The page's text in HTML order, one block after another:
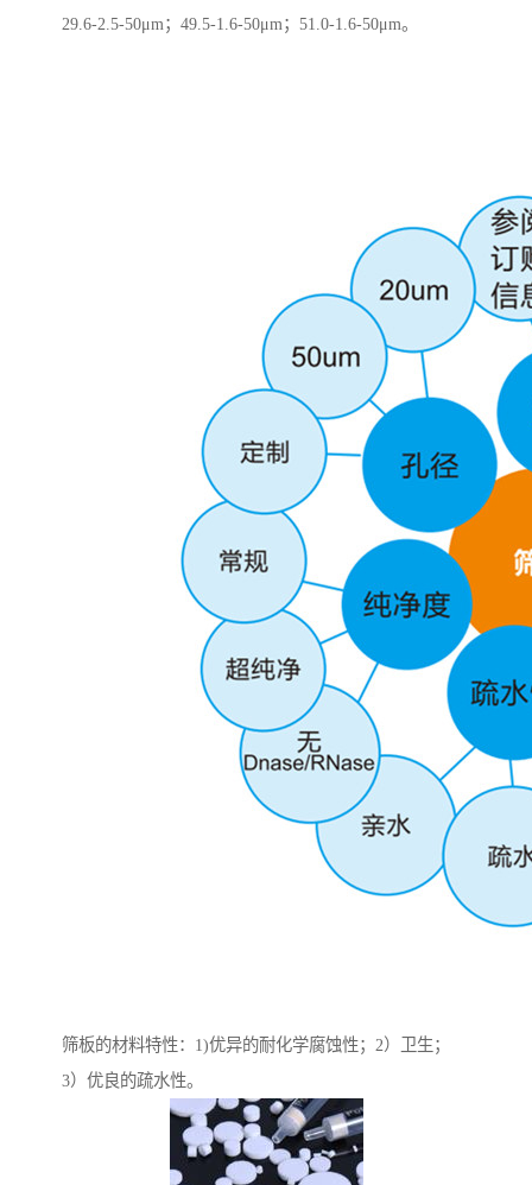
29.6-2.5-50μm；49.5-1.6-50μm；51.0-1.6-50μm。
筛板的材料特性：1)优异的耐化学腐蚀性；2）卫生；
3）优良的疏水性。